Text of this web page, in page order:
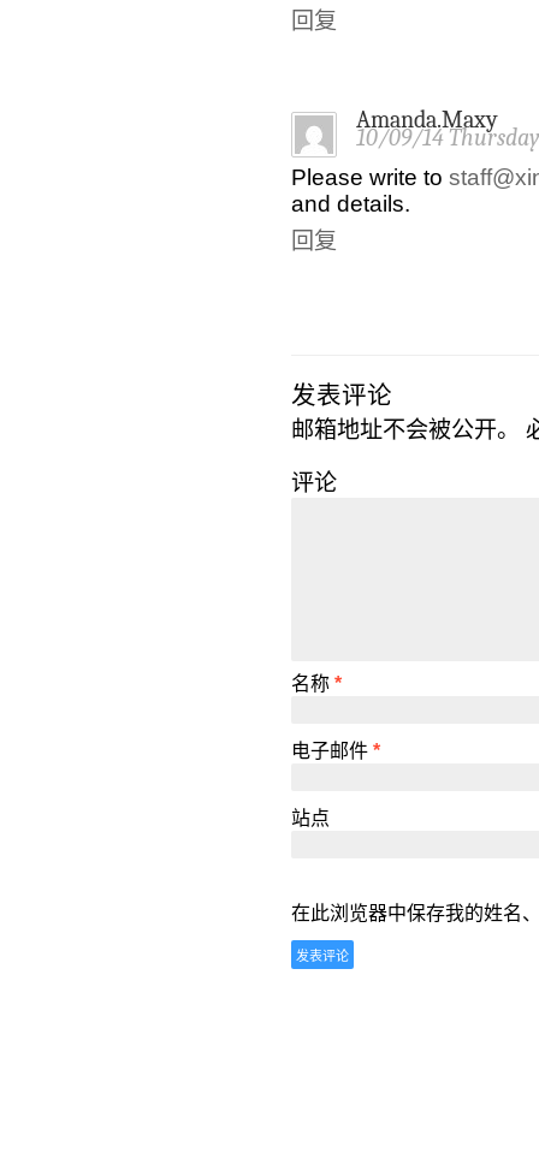
回复
Amanda.Maxy
10/09/14
Please write to
and details.
回复
发表评论
邮箱地址不会被公开。
评论
名称 *
电子邮件 *
站点
在此浏览器中保存我的姓名